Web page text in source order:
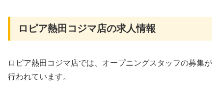
ロピア熱田コジマ店の求人情報
ロピア熱田コジマ店では、オープニングスタッフの募集が
行われています。